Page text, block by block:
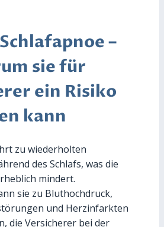
–
sie für
ein Risiko
kann
zu wiederholten
des Schlafs, was die
mindert.
sie zu Bluthochdruck,
und Herzinfarkten
die Versicherer bei der